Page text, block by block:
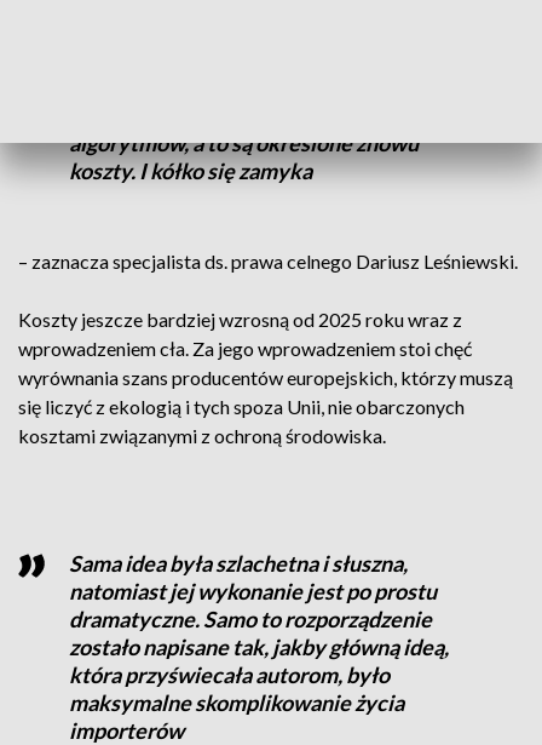
algorytmów, a to są określone znowu
koszty. I kółko się zamyka
– zaznacza specjalista ds. prawa celnego Dariusz Leśniewski.
Koszty jeszcze bardziej wzrosną od 2025 roku wraz z
wprowadzeniem cła. Za jego wprowadzeniem stoi chęć
wyrównania szans producentów europejskich, którzy muszą
się liczyć z ekologią i tych spoza Unii, nie obarczonych
kosztami związanymi z ochroną środowiska.
Sama idea była szlachetna i słuszna,
natomiast jej wykonanie jest po prostu
dramatyczne. Samo to rozporządzenie
zostało napisane tak, jakby główną ideą,
która przyświecała autorom, było
maksymalne skomplikowanie życia
importerów